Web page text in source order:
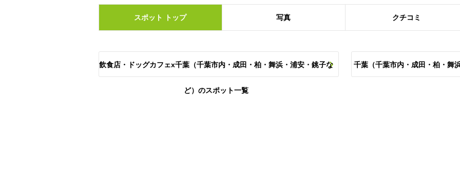
スポット トップ 写真 クチコミ
飲食店・ドッグカフェx千葉（千葉市内・成田・柏・舞浜・浦安・銚子な
ど）のスポット一覧
千葉（千葉市内・成田・柏・舞